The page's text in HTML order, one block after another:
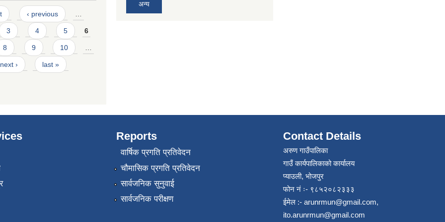
‹ previous …
3 4 5 6
8 9 10 …
next › last »
अन्य
Reports
वार्षिक प्रगति प्रतिवेदन
चौमासिक प्रगति प्रतिवेदन
सार्वजनिक सुनुवाई
सार्वजनिक परीक्षण
Contact Details
अरुण गाउँपालिका
गाउँ कार्यपालिकाको कार्यालय
प्याउली, भोजपुर
फोन नं ः- ९८५२०८२३३३
ईमेल :- arunrmun@gmail.com,
ito.arunrmun@gmail.com